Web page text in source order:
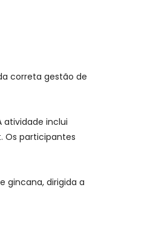
correta gestão de
atividade inclui
Os participantes
gincana, dirigida a